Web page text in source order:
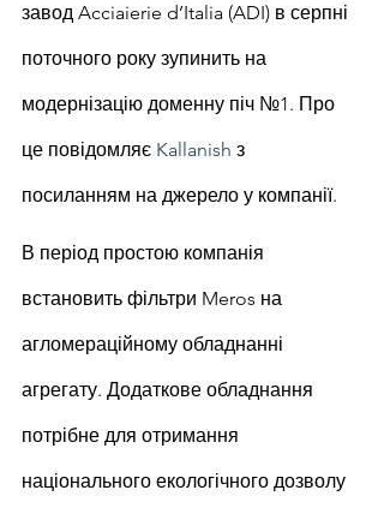
завод Acciaierie d’Italia (ADI) в серпні
поточного року зупинить на
модернізацію доменну піч №1. Про
це повідомляє Kallanish з
посиланням на джерело у компанії.
В період простою компанія
встановить фільтри Meros на
агломераційному обладнанні
агрегату. Додаткове обладнання
потрібне для отримання
національного екологічного дозволу